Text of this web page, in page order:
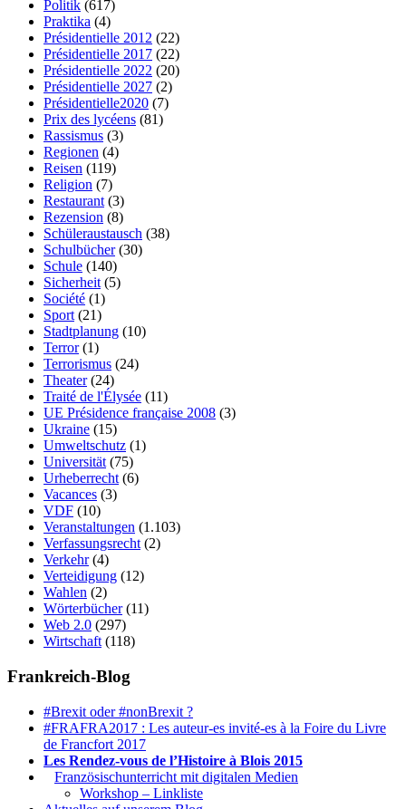
Politik (617)
Praktika (4)
Présidentielle 2012 (22)
Présidentielle 2017 (22)
Présidentielle 2022 (20)
Présidentielle 2027 (2)
Présidentielle2020 (7)
Prix des lycéens (81)
Rassismus (3)
Regionen (4)
Reisen (119)
Religion (7)
Restaurant (3)
Rezension (8)
Schüleraustausch (38)
Schulbücher(30)
Schule (140)
Sicherheit (5)
Société (1)
Sport (21)
Stadtplanung (10)
Terror(1)
Terrorismus (24)
Theater(24)
Traité de l'Élysée (11)
UE Présidence française 2008 (3)
Ukraine (15)
Umweltschutz (1)
Universität (75)
Urheberrecht (6)
Vacances (3)
VDF (10)
Veranstaltungen (1.103)
Verfassungsrecht (2)
Verkehr(4)
Verteidigung (12)
Wahlen (2)
Wörterbücher(11)
Web 2.0 (297)
Wirtschaft (118)
Frankreich-Blog
#Brexit oder #nonBrexit ?
#FRAFRA2017 : Les auteur-es invité-es à la Foire du Livre
de Francfort 2017
Les Rendez-vous de l’Histoire à Blois 2015
Französischunterricht mit digitalen Medien
Workshop – Linkliste